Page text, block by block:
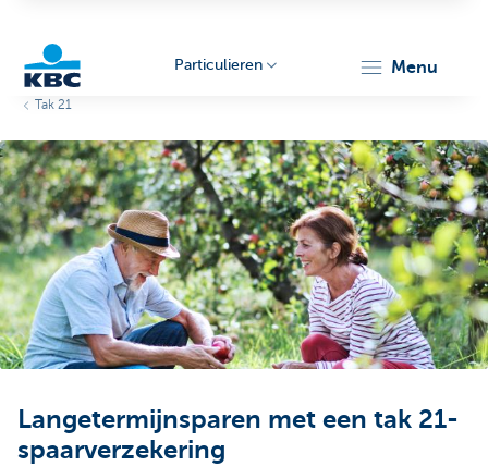
Particulieren
Particulieren menu
Tak 21
Langetermijnsparen met een tak 21-
spaarverzekering